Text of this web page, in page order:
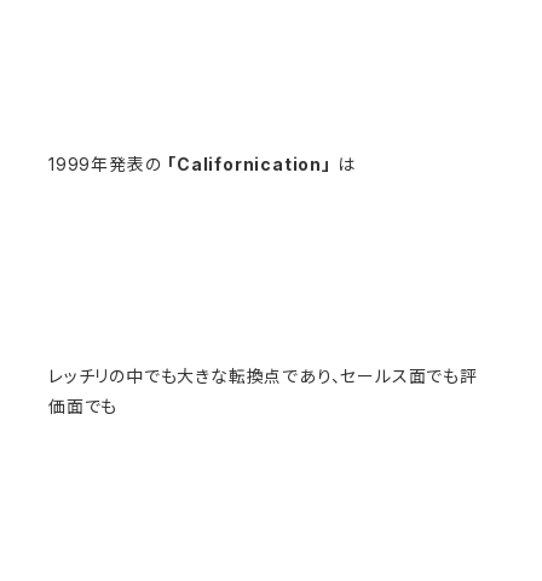
1999年発表の 「Californication」 は
レッチリの中でも大きな転換点であり、セールス面でも評
価面でも